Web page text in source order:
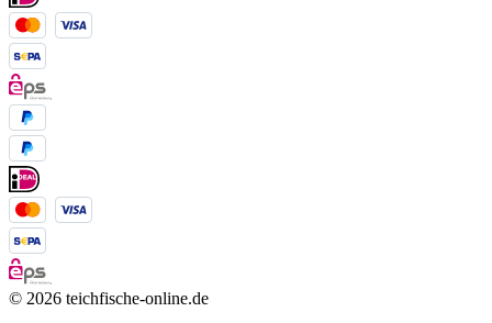
© 2026 teichfische-online.de